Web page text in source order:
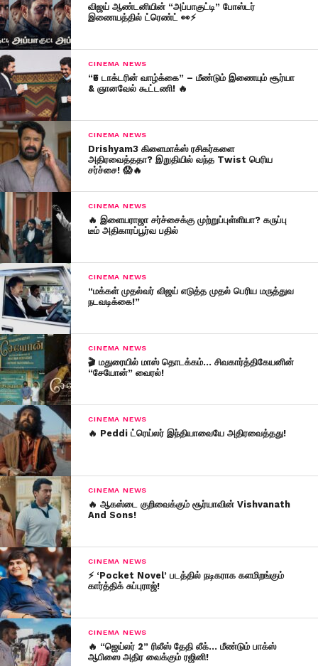
விஜய் ஆண்டனியின் “அப்பாகுட்டி” போஸ்டர்
இணையத்தில் ட்ரெண்ட் 👀⚡
CINEMA NEWS
“₹5 டாக்டரின் வாழ்க்கை” – மீண்டும் இணையும் சூர்யா
& ஞானவேல் கூட்டணி! 🔥
CINEMA NEWS
Drishyam3 கிளைமாக்ஸ் ரசிகர்களை
அதிரவைத்ததா? இறுதியில் வந்த Twist பெரிய
சர்ச்சை! 😱🔥
CINEMA NEWS
🔥 இளையராஜா சர்ச்சைக்கு முற்றுப்புள்ளியா? கருப்பு
டீம் அதிகாரப்பூர்வ பதில்
CINEMA NEWS
“மக்கள் முதல்வர் விஜய் எடுத்த முதல் பெரிய மருத்துவ
நடவடிக்கை!”
CINEMA NEWS
🎬 மதுரையில் மாஸ் தொடக்கம்… சிவகார்த்திகேயனின்
“சேயோன்” வைரல்!
CINEMA NEWS
🔥 Peddi ட்ரெய்லர் இந்தியாவையே அதிரவைத்தது!
CINEMA NEWS
🔥 ஆகஸ்டை குறிவைக்கும் சூர்யாவின் Vishvanath
And Sons!
CINEMA NEWS
⚡ ‘Pocket Novel’ படத்தில் நடிகராக களமிறங்கும்
கார்த்திக் சுப்புராஜ்!
CINEMA NEWS
🔥 “ஜெய்லர் 2” ரிலீஸ் தேதி லீக்… மீண்டும் பாக்ஸ்
ஆபிஸை அதிர வைக்கும் ரஜினி!